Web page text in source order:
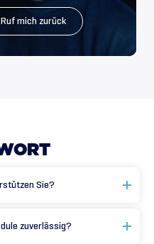
Ruf mich zurück
Sie?
zuverlässig?